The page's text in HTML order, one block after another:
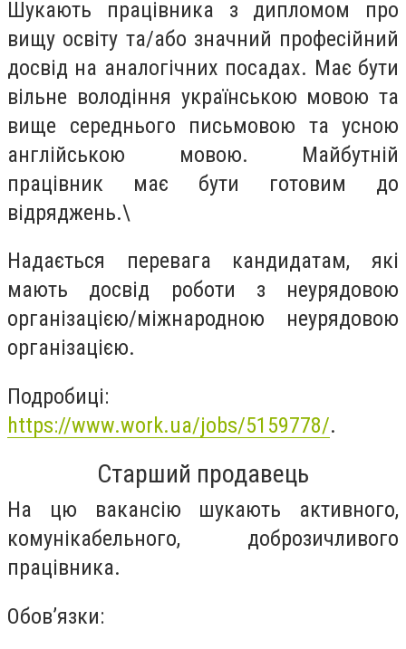
Шукають працівника з дипломом про
вищу освіту та/або значний професійний
досвід на аналогічних посадах. Має бути
вільне володіння українською мовою та
вище середнього письмовою та усною
англійською мовою. Майбутній
працівник має бути готовим до
відряджень.\
Надається перевага кандидатам, які
мають досвід роботи з неурядовою
організацією/міжнародною неурядовою
організацією.
Подробиці:
https://www.work.ua/jobs/5159778/.
Старший продавець
На цю вакансію шукають активного,
комунікабельного, доброзичливого
працівника.
Обов’язки: